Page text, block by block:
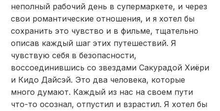
неполный рабочий день в супермаркете, и через
свои романтические отношения, и я хотел бы
сохранить это чувство и в фильме, тщательно
описав каждый шаг этих путешествий. Я
чувствую себя в безопасности,
воссоединившись со звездами Сакурадой Хиёри
и Кидо Дайсэй. Это два человека, которые
много думают. Каждый из нас на своем пути
что-то осознал, отпустил и взрастил. Я хотел бы